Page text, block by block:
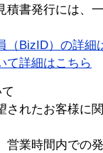
積書発行には、
（BizID）の詳細
て詳細はこちら
されたお客様に
営業時間内での